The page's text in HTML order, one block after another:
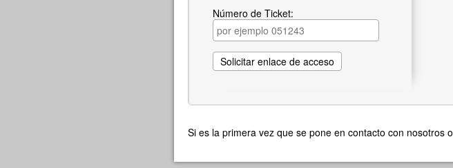
Número de Ticket:
Si es la primera vez que se pone en contacto con nosotros